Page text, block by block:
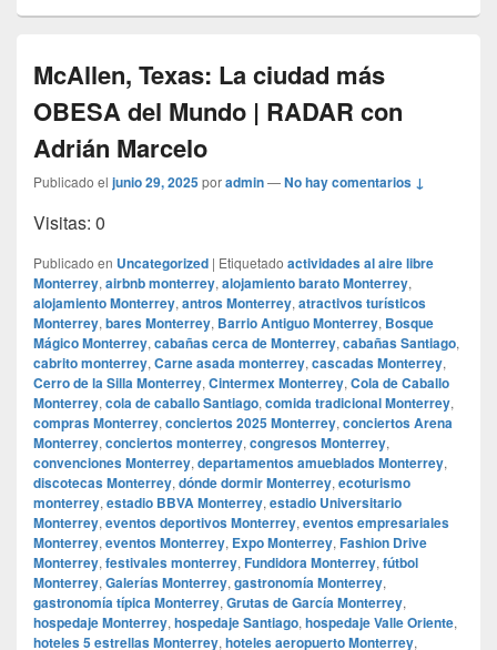
McAllen, Texas: La ciudad más
OBESA del Mundo | RADAR con
Adrián Marcelo
Publicado el junio 29, 2025poradmin—No hay comentarios ↓
Visitas: 0
Publicado en Uncategorized | Etiquetado actividades al aire libre
Monterrey, airbnb monterrey, alojamiento barato Monterrey,
alojamiento Monterrey, antros Monterrey, atractivos turísticos
Monterrey, bares Monterrey, Barrio Antiguo Monterrey, Bosque
Mágico Monterrey, cabañas cerca de Monterrey, cabañas Santiago,
cabrito monterrey, Carne asada monterrey, cascadas Monterrey,
Cerro de la Silla Monterrey, Cintermex Monterrey, Cola de Caballo
Monterrey, cola de caballo Santiago, comida tradicional Monterrey,
compras Monterrey, conciertos 2025 Monterrey, conciertos Arena
Monterrey, conciertos monterrey, congresos Monterrey,
convenciones Monterrey, departamentos amueblados Monterrey,
discotecas Monterrey, dónde dormir Monterrey, ecoturismo
monterrey, estadio BBVA Monterrey, estadio Universitario
Monterrey, eventos deportivos Monterrey, eventos empresariales
Monterrey, eventos Monterrey, Expo Monterrey, Fashion Drive
Monterrey, festivales monterrey, Fundidora Monterrey, fútbol
Monterrey, Galerías Monterrey, gastronomía Monterrey,
gastronomía típica Monterrey, Grutas de García Monterrey,
hospedaje Monterrey, hospedaje Santiago, hospedaje Valle Oriente,
hoteles 5 estrellas Monterrey, hoteles aeropuerto Monterrey,